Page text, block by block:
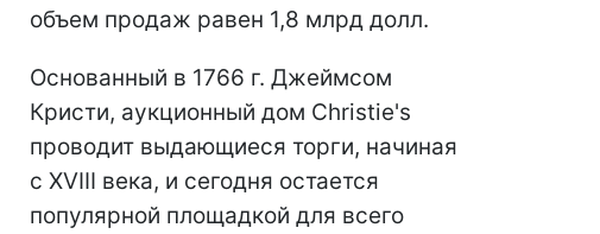
объем продаж равен 1,8 млрд долл.
Основанный в 1766 г. Джеймсом
Кристи, аукционный дом Christie's
проводит выдающиеся торги, начиная
с XVIII века, и сегодня остается
популярной площадкой для всего